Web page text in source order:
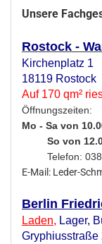
Unsere
Rostock -
Kirchenplatz 1
18119 Rostock
Auf 170 qm²
Öffnungszeiten:
Mo - Sa von
So von
Telefon:
E-Mail: Leder-
Berlin
Laden, Lager,
Gryphiusstraße